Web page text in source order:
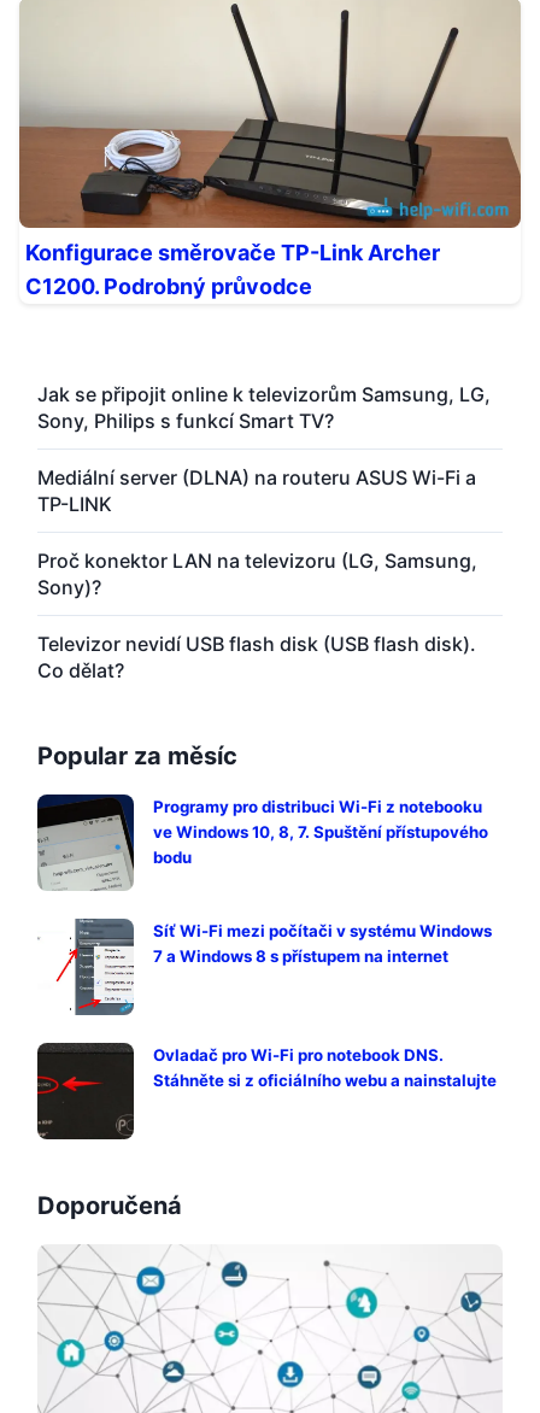
Konfigurace směrovače TP-Link Archer
C1200. Podrobný průvodce
Jak se připojit online k televizorům Samsung, LG,
Sony, Philips s funkcí Smart TV?
Mediální server (DLNA) na routeru ASUS Wi-Fi a
TP-LINK
Proč konektor LAN na televizoru (LG, Samsung,
Sony)?
Televizor nevidí USB flash disk (USB flash disk).
Co dělat?
Popular za měsíc
Programy pro distribuci Wi-Fi z notebooku
ve Windows 10, 8, 7. Spuštění přístupového
bodu
Síť Wi-Fi mezi počítači v systému Windows
7 a Windows 8 s přístupem na internet
Ovladač pro Wi-Fi pro notebook DNS.
Stáhněte si z oficiálního webu a nainstalujte
Doporučená